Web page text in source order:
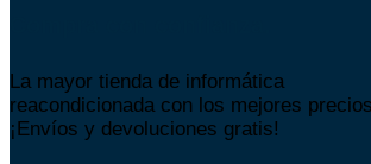
La mayor tienda de informática
reacondicionada con los mejores
¡Envíos y devoluciones gratis!